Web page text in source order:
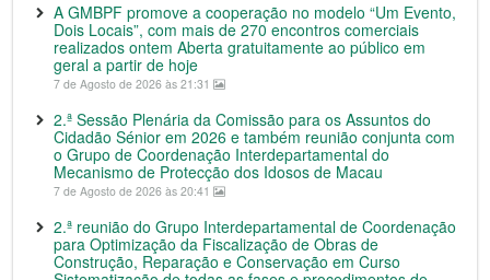
A GMBPF promove a cooperação no modelo “Um Evento,
Dois Locais”, com mais de 270 encontros comerciais
realizados ontem Aberta gratuitamente ao público em
geral a partir de hoje
7 de Agosto de 2026 às 21:31
2.ª Sessão Plenária da Comissão para os Assuntos do
Cidadão Sénior em 2026 e também reunião conjunta com
o Grupo de Coordenação Interdepartamental do
Mecanismo de Protecção dos Idosos de Macau
7 de Agosto de 2026 às 20:41
2.ª reunião do Grupo Interdepartamental de Coordenação
para Optimização da Fiscalização de Obras de
Construção, Reparação e Conservação em Curso